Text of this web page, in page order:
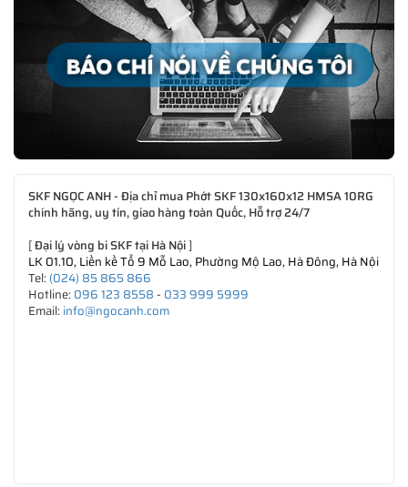
SKF NGỌC ANH - Địa chỉ mua Phớt SKF 130x160x12 HMSA 10RG
chính hãng, uy tín, giao hàng toàn Quốc, Hỗ trợ 24/7
[Đại lý vòng bi SKF tại Hà Nội]
LK 01.10, Liền kề Tổ 9 Mỗ Lao, Phường Mộ Lao, Hà Đông, Hà Nội
Tel: (024) 85 865 866
Hotline: 096 123 8558- 033 999 5999
Email: info@ngocanh.com